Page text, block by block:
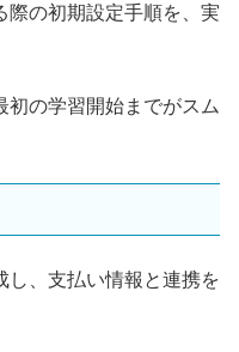
際の初期設定手順を、実
初の学習開始までがスム
し、支払い情報と連携を